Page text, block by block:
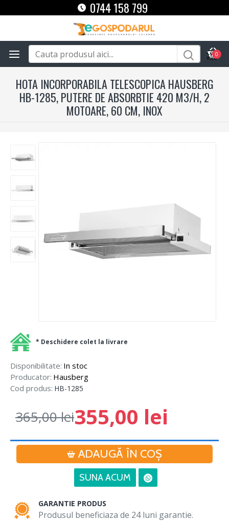
0744 158 799
0
HOTA INCORPORABILA TELESCOPICA HAUSBERG
HB-1285, PUTERE DE ABSORBTIE 420 M3/H, 2
MOTOARE, 60 CM, INOX
Disponibilitate: In stoc
Producator: Hausberg
Cod produs: HB-1285
355,00 lei
365,00 lei
ADAUGĂ ÎN COŞ
SUNA ACUM
* Deschidere colet la livrare
GARANTIE PRODUS
Produsul beneficiaza de 24 luni garantie.